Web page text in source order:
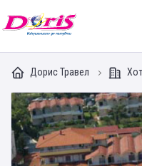
Doris -
Дорис Травел